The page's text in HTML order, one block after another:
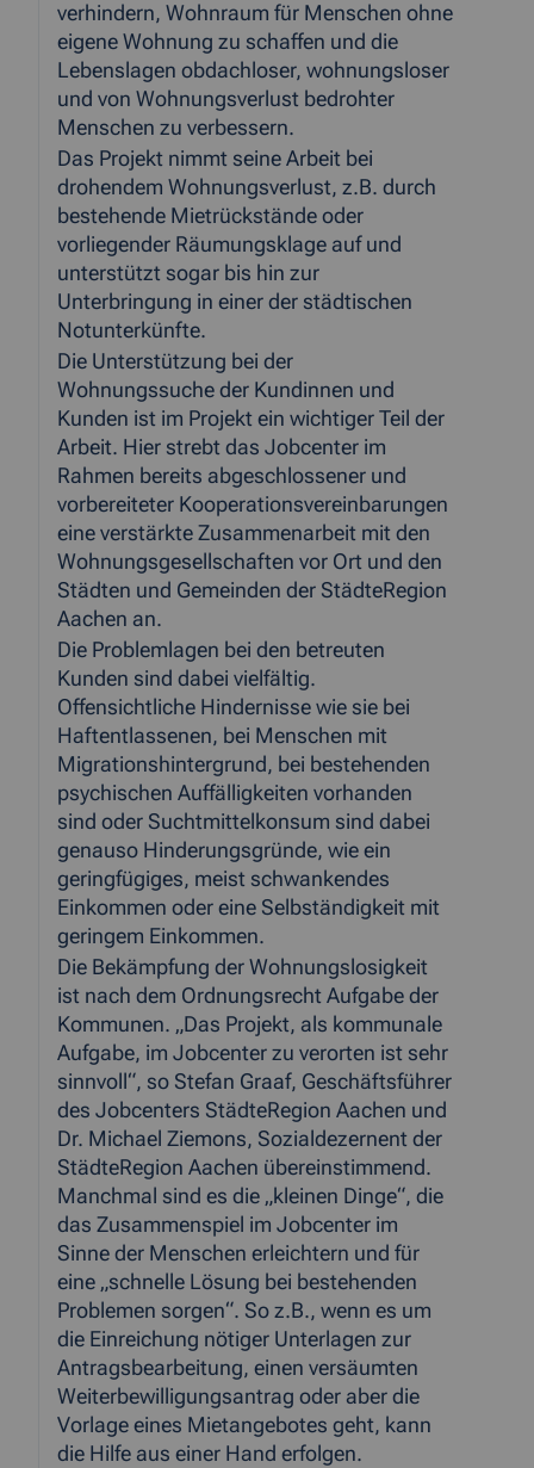
verhindern, Wohnraum für Menschen ohne
eigene Wohnung zu schaffen und die
Lebenslagen obdachloser, wohnungsloser
und von Wohnungsverlust bedrohter
Menschen zu verbessern.
Das Projekt nimmt seine Arbeit bei
drohendem Wohnungsverlust, z.B. durch
bestehende Mietrückstände oder
vorliegender Räumungsklage auf und
unterstützt sogar bis hin zur
Unterbringung in einer der städtischen
Notunterkünfte.
Die Unterstützung bei der
Wohnungssuche der Kundinnen und
Kunden ist im Projekt ein wichtiger Teil der
Arbeit. Hier strebt das Jobcenter im
Rahmen bereits abgeschlossener und
vorbereiteter Kooperationsvereinbarungen
eine verstärkte Zusammenarbeit mit den
Wohnungsgesellschaften vor Ort und den
Städten und Gemeinden der StädteRegion
Aachen an.
Die Problemlagen bei den betreuten
Kunden sind dabei vielfältig.
Offensichtliche Hindernisse wie sie bei
Haftentlassenen, bei Menschen mit
Migrationshintergrund, bei bestehenden
psychischen Auffälligkeiten vorhanden
sind oder Suchtmittelkonsum sind dabei
genauso Hinderungsgründe, wie ein
geringfügiges, meist schwankendes
Einkommen oder eine Selbständigkeit mit
geringem Einkommen.
Die Bekämpfung der Wohnungslosigkeit
ist nach dem Ordnungsrecht Aufgabe der
Kommunen. „Das Projekt, als kommunale
Aufgabe, im Jobcenter zu verorten ist sehr
sinnvoll“, so Stefan Graaf, Geschäftsführer
des Jobcenters StädteRegion Aachen und
Dr. Michael Ziemons, Sozialdezernent der
StädteRegion Aachen übereinstimmend.
Manchmal sind es die „kleinen Dinge“, die
das Zusammenspiel im Jobcenter im
Sinne der Menschen erleichtern und für
eine „schnelle Lösung bei bestehenden
Problemen sorgen“. So z.B., wenn es um
die Einreichung nötiger Unterlagen zur
Antragsbearbeitung, einen versäumten
Weiterbewilligungsantrag oder aber die
Vorlage eines Mietangebotes geht, kann
die Hilfe aus einer Hand erfolgen.